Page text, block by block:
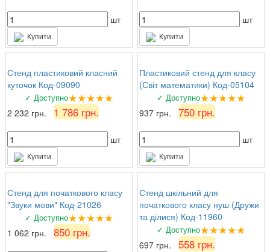
шт
Купити
шт
Купити
Стенд пластиковий класний
куточок Код-09090
✓ Доступно★★★★★
2 232 грн. 1 786 грн.
шт
Купити
Пластиковий стенд для класу
(Світ математики) Код-05104
✓ Доступно★★★★★
937 грн. 750 грн.
шт
Купити
Стенд для початкового класу
"Звуки мови" Код-21026
✓ Доступно★★★★★
1 062 грн. 850 грн.
Стенд шкільний для
початкового класу нуш (Дружи
та ділися) Код-11960
✓ Доступно★★★★★
697 грн. 558 грн.